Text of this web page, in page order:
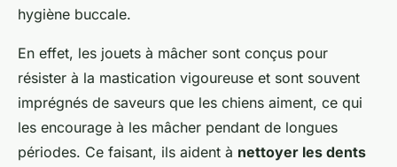
hygiène buccale.
En effet, les jouets à mâcher sont conçus pour
résister à la mastication vigoureuse et sont souvent
imprégnés de saveurs que les chiens aiment, ce qui
les encourage à les mâcher pendant de longues
périodes. Ce faisant, ils aident à nettoyer les dents